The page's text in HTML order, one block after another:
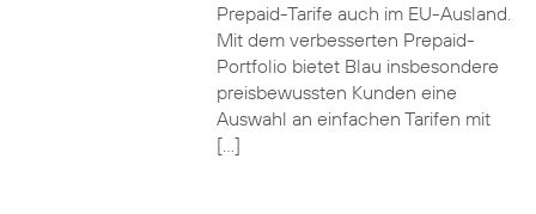
Prepaid-Tarife auch im EU-Ausland.
Mit dem verbesserten Prepaid-
Portfolio bietet Blau insbesondere
preisbewussten Kunden eine
Auswahl an einfachen Tarifen mit
[…]